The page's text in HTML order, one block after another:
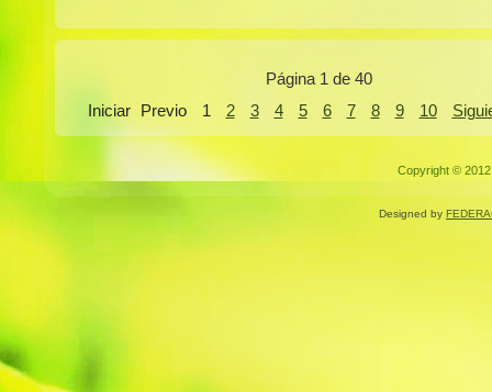
Página 1 de 40
Iniciar
Previo 1 2 3 4 5 6 7 8 9 10
Copyright ©
Designed by